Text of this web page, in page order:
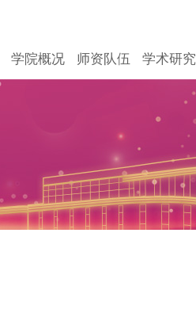
学院概况 师资队伍 学术研究